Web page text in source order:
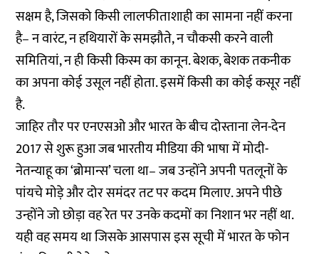
सक्षम है, जिसको किसी लालफीताशाही का सामना नहीं करना
है– न वारंट, न हथियारों के समझौते, न चौकसी करने वाली
समितियां, न ही किसी किस्म का कानून. बेशक, बेशक तकनीक
का अपना कोई उसूल नहीं होता. इसमें किसी का कोई कसूर नहीं
है.
जाहिर तौर पर एनएसओ और भारत के बीच दोस्ताना लेन-देन
2017 से शुरू हुआ जब भारतीय मीडिया की भाषा में मोदी-
नेतन्याहू का ‘ब्रोमान्स’ चला था– जब उन्होंने अपनी पतलूनों के
पांयचे मोड़े और दोर समंदर तट पर कदम मिलाए. अपने पीछे
उन्होंने जो छोड़ा वह रेत पर उनके कदमों का निशान भर नहीं था.
यही वह समय था जिसके आसपास इस सूची में भारत के फोन